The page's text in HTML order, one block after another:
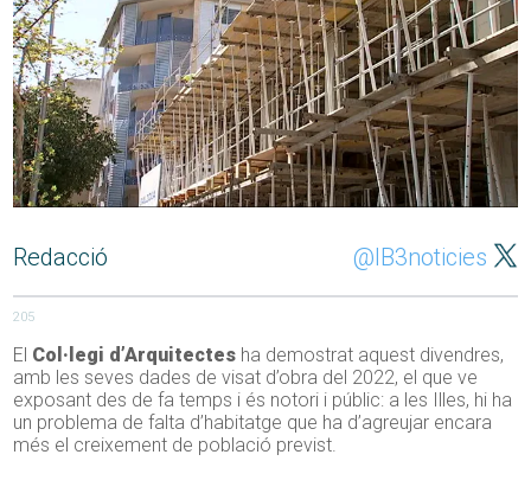
Redacció @IB3noticies
205
El Col·legi d’Arquitectes ha demostrat aquest divendres,
amb les seves dades de visat d’obra del 2022, el que ve
exposant des de fa temps i és notori i públic: a les Illes, hi ha
un problema de falta d’habitatge que ha d’agreujar encara
més el creixement de població previst.